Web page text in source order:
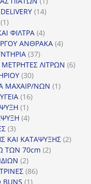
προϊόν
1414
11
προϊόν
ΦΙΛΤΡΑ 44
προϊόντα
ΑΝΘΡΑΚΑ 44
3737
προϊόντα
ΛΙΤΡΩΝ 66
3030
προϊόντα
ΜΑΧΑΙΡ/ΝΩΝ 11
1616
11
προϊόν
44
33
προϊόντα
ΚΑΙ ΚΑΤΑΨΥΞΗΣ 22
ΤΩΝ 70cm 22
22
προϊόντα
8686
BUNS 11